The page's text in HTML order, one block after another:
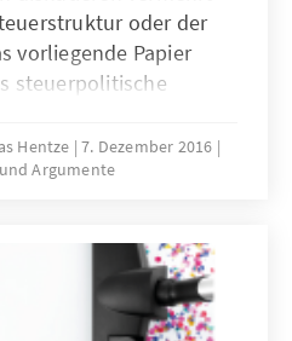
oder der
vorliegende Papier
steuerpolitische
Veränderungen bei
Anschließend
Veränderungen am
für gezielte
Gruppen andererseits.
ONLINE
Hentze 7. Dezember 2016
Argumente